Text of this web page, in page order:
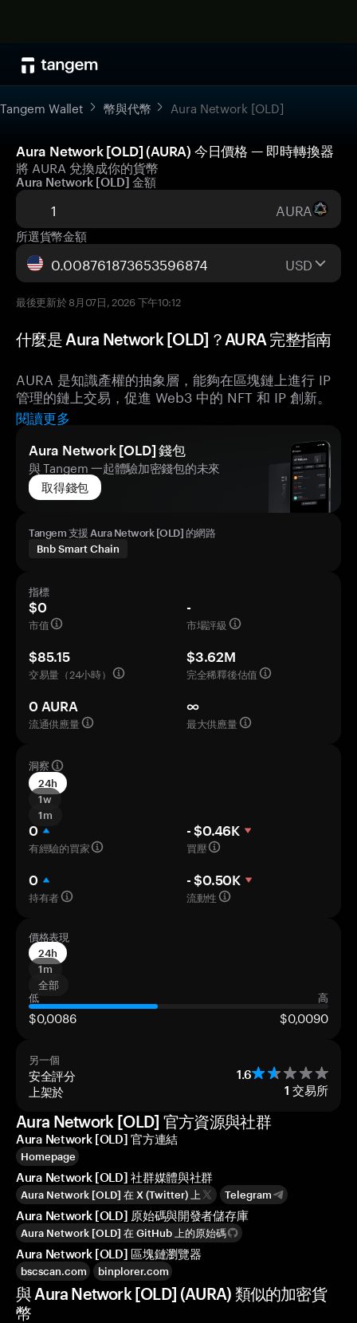
Tangem Wallet 幣與代幣 Aura Network [OLD]
Aura Network [OLD] (AURA) 今日價格 — 即時轉換器
將 AURA 兌換成你的貨幣
Aura Network [OLD] 金額
AURA
所選貨幣金額
USD
最後更新於 8月07日, 2026 下午10:12
什麼是 Aura Network [OLD]？AURA 完整指南
AURA 是知識產權的抽象層，能夠在區塊鏈上進行 IP
管理的鏈上交易，促進 Web3 中的 NFT 和 IP 創新。
閱讀更多
Aura Network [OLD] 錢包
與 Tangem 一起體驗加密錢包的未來
取得錢包
Tangem 支援 Aura Network [OLD] 的網路
Bnb Smart Chain
指標
$0
市值
-
市場評級
$85.15
交易量（24小時）
$3.62M
完全稀釋後估值
0 AURA
流通供應量
∞
最大供應量
洞察
24h
1w
1m
0
有經驗的買家
- $0.46K
買壓
0
持有者
- $0.50K
流動性
價格表現
24h
1m
全部
低
高
$0,0086 $0,0090
另一個
安全評分 1.6
上架於 1 交易所
Aura Network [OLD] 官方資源與社群
Aura Network [OLD] 官方連結
Homepage
Aura Network [OLD] 社群媒體與社群
Aura Network [OLD] 在 X (Twitter) 上 Telegram
Aura Network [OLD] 原始碼與開發者儲存庫
Aura Network [OLD] 在 GitHub 上的原始碼
Aura Network [OLD] 區塊鏈瀏覽器
bscscan.com binplorer.com
與 Aura Network [OLD] (AURA) 類似的加密貨
幣